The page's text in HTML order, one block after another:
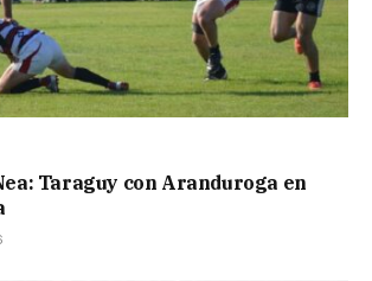
Taraguy con Aranduroga en